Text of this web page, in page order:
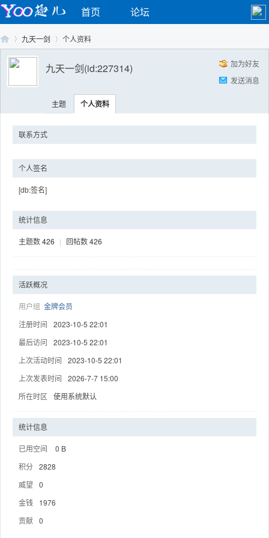
首页 论坛
Yo›
九天一剑 个人资料
加为好友
发送消息
九天一剑(id:227314)
主题 个人资料
联系方式
个人签名
[db:签名]
统计信息
主题数426 | 回帖数426
活跃概况
用户组 金牌会员
注册时间
2023-10-5 22:01
最后访问
2023-10-5 22:01
上次活动时间
2023-10-5 22:01
上次发表时间
2026-7-7 15:00
所在时区
使用系统默认
统计信息
已用空间
0 B
积分 2828
威望
0
金钱
1976
贡献 0